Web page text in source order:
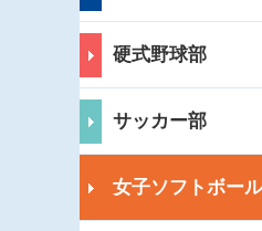
硬式野球部
サッカー部
女子ソフトボー